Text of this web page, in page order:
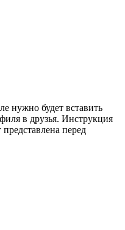
нужно будет вставить
в друзья. Инструкция
перед